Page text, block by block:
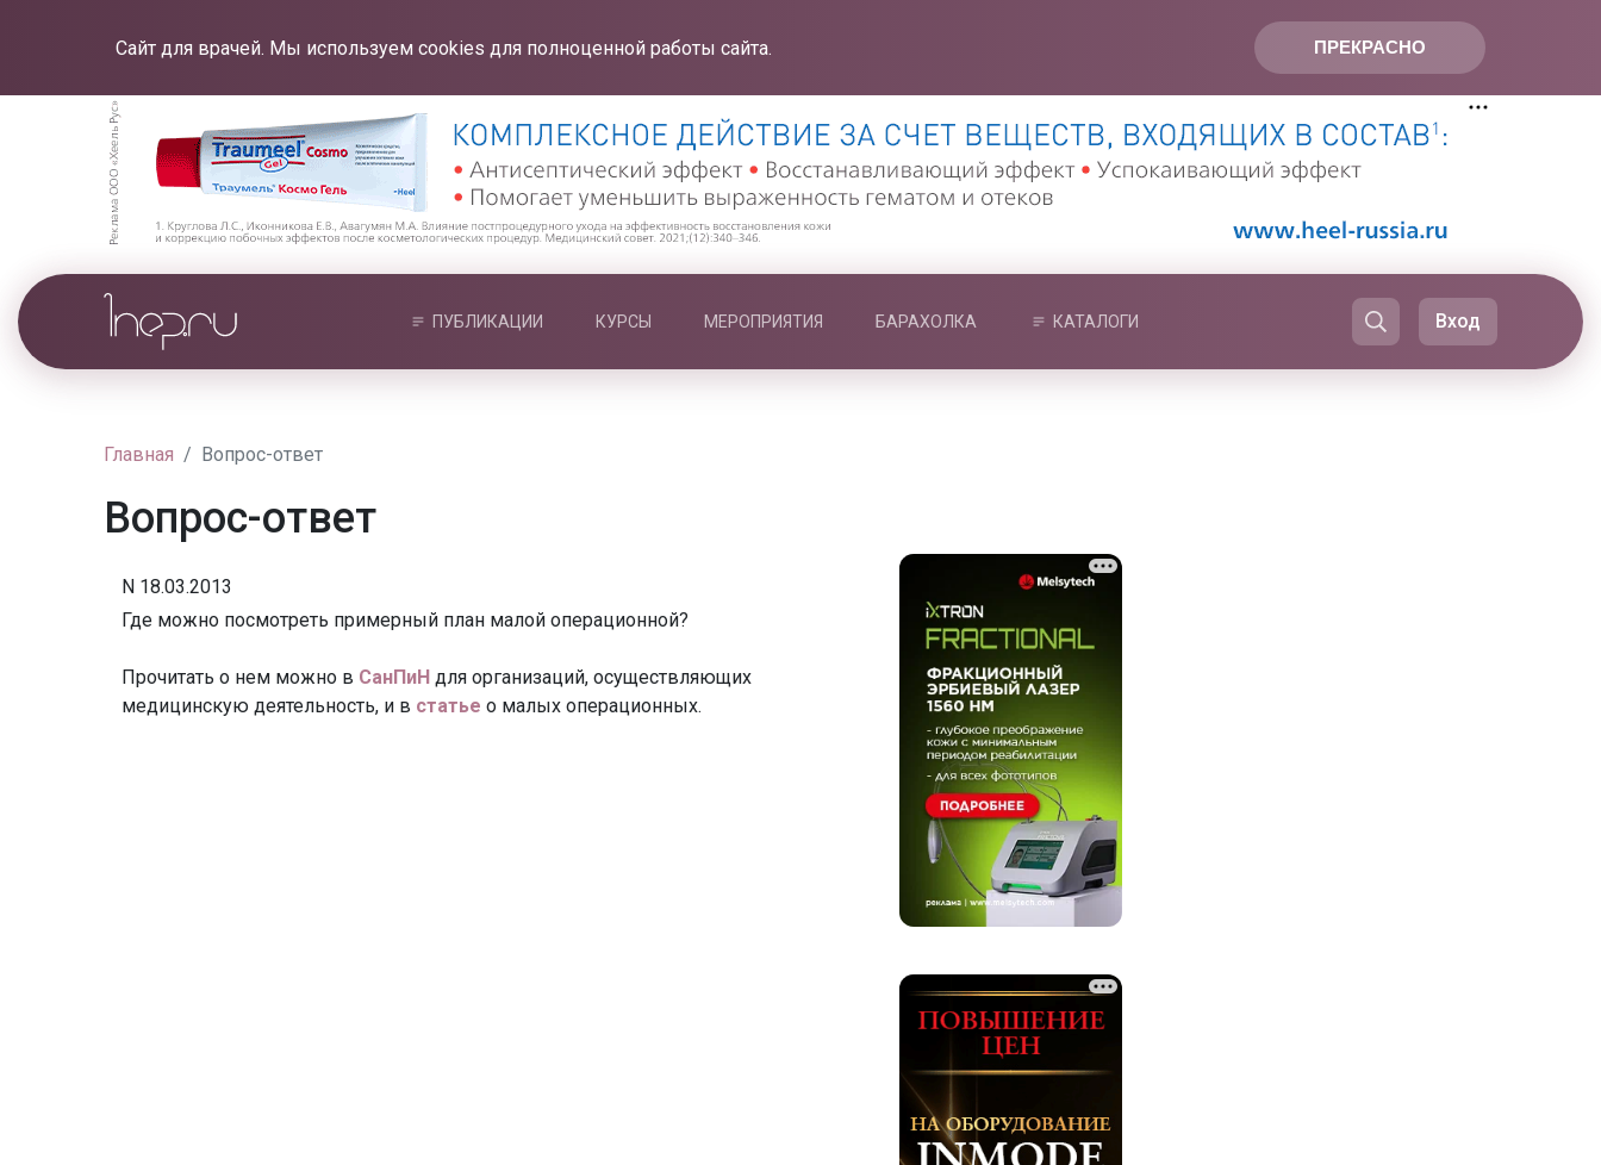
ПРЕКРАСНО
Сайт для врачей. Мы используем cookies для полноценной работы сайта.
ПУБЛИКАЦИИ КУРСЫ МЕРОПРИЯТИЯ БАРАХОЛКА КАТАЛОГИ Вход
Главная Вопрос-ответ
Вопрос-ответ
N 18.03.2013
Где можно посмотреть примерный план малой операционной?
Прочитать о нем можно в СанПиН для организаций, осуществляющих
медицинскую деятельность, и в статье о малых операционных.